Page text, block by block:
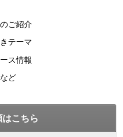
ご紹介
テーマ
ス情報
ど
こちら